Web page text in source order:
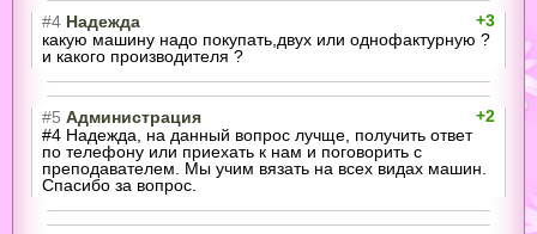
+3
#4 Надежда
какую машину надо покупать,двух или однофактурную ?
и какого производителя ?
+2
#5 Администрация
#4 Надежда, на данный вопрос лучще, получить ответ
по телефону или приехать к нам и поговорить с
преподавателем. Мы учим вязать на всех видах машин.
Спасибо за вопрос.